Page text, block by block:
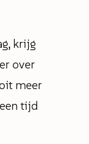
krijg
over
meer
tijd